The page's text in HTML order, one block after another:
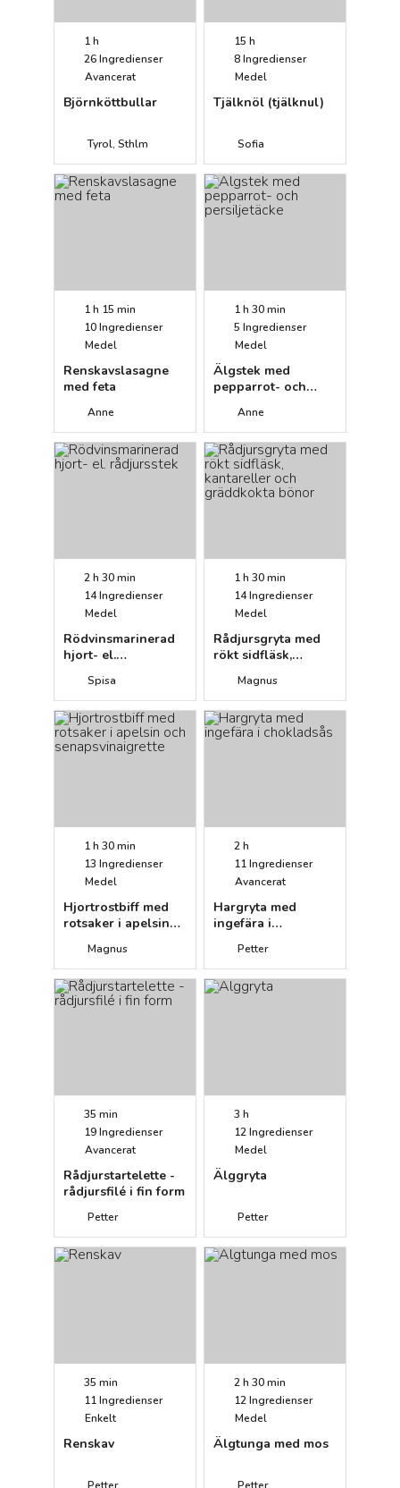
1 h
26Ingredienser
Avancerat
Björnköttbullar
Tyrol, Sthlm
15 h
8Ingredienser
Medel
Tjälknöl (tjälknul)
Sofia
1 h 15 min
10Ingredienser
Medel
Renskavslasagne
med feta
Anne
1 h 30 min
5 Ingredienser
Medel
Älgstek med
pepparrot- och
Anne
2 h 30 min
14Ingredienser
Medel
Rödvinsmarinerad
hjort- el.
Spisa
1 h 30 min
14Ingredienser
Medel
Rådjursgryta med
rökt sidfläsk,
gräddkokta bönor
Magnus
1 h 30 min
13 Ingredienser
Medel
Hjortrostbiff med
rotsaker i apelsin
senapsvinaigrette
Magnus
2 h
11Ingredienser
Avancerat
Hargryta med
ingefära i
Petter
35 min
19Ingredienser
Avancerat
Rådjurstartelette -
rådjursfilé i fin form
Petter
3 h
12Ingredienser
Medel
Älggryta
Petter
35 min
11Ingredienser
Enkelt
Renskav
2 h 30 min
12Ingredienser
Medel
Älgtunga med mos